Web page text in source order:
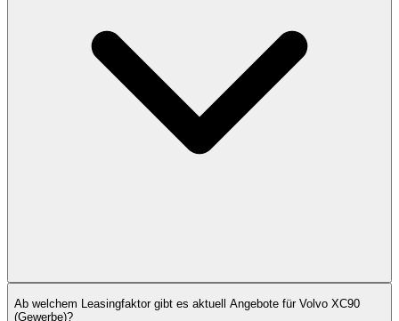
Ab welchem Leasingfaktor gibt es aktuell Angebote für Volvo XC90
(Gewerbe)?